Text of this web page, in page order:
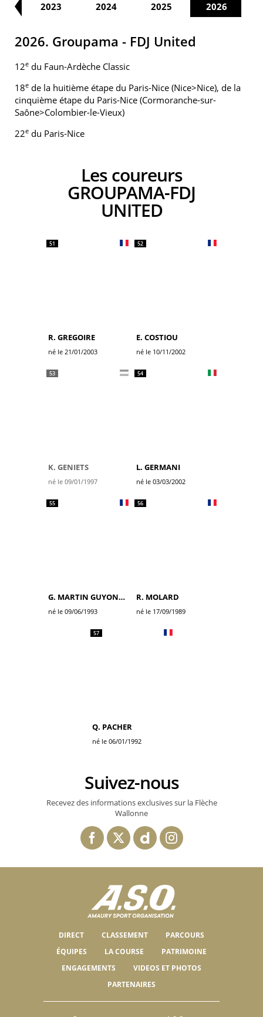
2023 2024 2025 2026
2026. Groupama - FDJ United
12e du Faun-Ardèche Classic
18e de la huitième étape du Paris-Nice (Nice>Nice), de la
cinquième étape du Paris-Nice (Cormoranche-sur-
Saône>Colombier-le-Vieux)
22e du Paris-Nice
Les coureurs
GROUPAMA-FDJ
UNITED
51
R. GREGOIRE
né le 21/01/2003
52
E. COSTIOU
né le 10/11/2002
53
K. GENIETS
né le 09/01/1997
54
L. GERMANI
né le 03/03/2002
55
G. MARTIN GUYONNET
né le 09/06/1993
56
R. MOLARD
né le 17/09/1989
57
Q. PACHER
né le 06/01/1992
Suivez-nous
Recevez des informations exclusives sur la Flèche
Wallonne
DIRECT CLASSEMENT
PARCOURS
ÉQUIPES
LA COURSE
PATRIMOINE
ENGAGEMENTS
VIDEOS ET PHOTOS
PARTENAIRES